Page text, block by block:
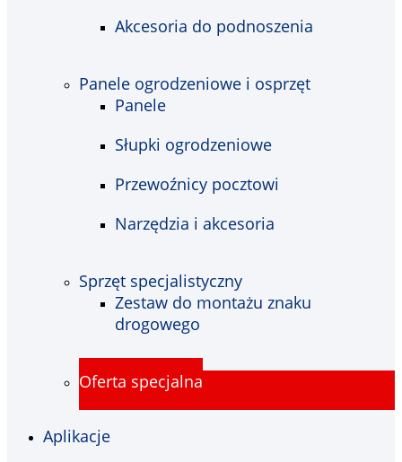
Akcesoria do podnoszenia
Panele ogrodzeniowe i osprzęt
Panele
Słupki ogrodzeniowe
Przewoźnicy pocztowi
Narzędzia i akcesoria
Sprzęt specjalistyczny
Zestaw do montażu znaku
drogowego
Oferta specjalna
Aplikacje